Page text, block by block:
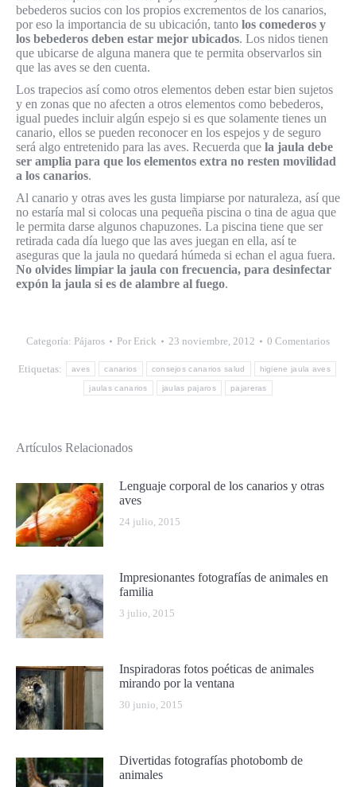
bebederos sucios con los propios excrementos de los canarios,
por eso la importancia de su ubicación, tanto los comederos y
los bebederos deben estar mejor ubicados. Los nidos tienen
que ubicarse de alguna manera que te permita observarlos sin
que las aves se den cuenta.
Los trapecios así como otros elementos deben estar bien sujetos
y en zonas que no afecten a otros elementos como bebederos,
igual puedes incluir algún espejo si es que solamente tienes un
canario, ellos se pueden reconocer en los espejos y de seguro
será algo entretenido para las aves. Recuerda que la jaula debe
ser amplia para que los elementos extra no resten movilidad
a los canarios.
Al canario y otras aves les gusta limpiarse por naturaleza, así que
no estaría mal si colocas una pequeña piscina o tina de agua que
le permita darse algunos chapuzones. La piscina tiene que ser
retirada cada día luego que las aves juegan en ella, así te
aseguras que la jaula no quedará húmeda si echan el agua fuera.
No olvides limpiar la jaula con frecuencia, para desinfectar
expón la jaula si es de alambre al fuego.
Categoría: Pájaros Por Erick 23 noviembre, 2012 0 Comentarios
Etiquetas: aves canarios consejos canarios salud higiene jaula aves
jaulas canarios jaulas pajaros pajareras
Artículos Relacionados
Lenguaje corporal de los canarios y otras
aves
24 julio, 2015
Impresionantes fotografías de animales en
familia
3 julio, 2015
Inspiradoras fotos poéticas de animales
mirando por la ventana
30 junio, 2015
Divertidas fotografías photobomb de
animales